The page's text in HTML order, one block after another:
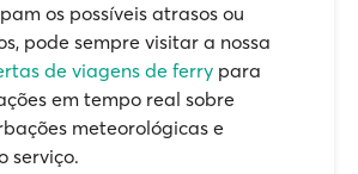
os possíveis atrasos ou
pode sempre visitar a nossa
de viagens de ferry para
em tempo real sobre
meteorológicas e
serviço.